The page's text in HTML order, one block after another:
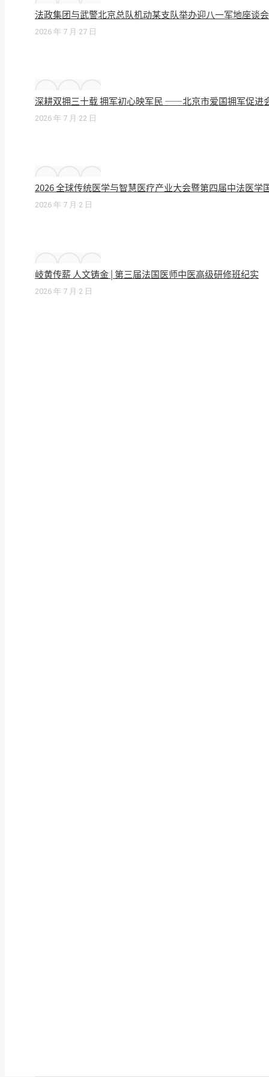
法政集团与武警北京总队机动某支队举办迎八一军地座谈会
2026 年 7 月 27 日
深耕双拥三十载 拥军初心映军民 ——北京市爱国拥军促进
2026 年 7 月 22 日
2026 全球传统医学与智慧医疗产业大会暨第四届中法医学
2026 年 7 月 2 日
岐黄传薪 人文铸金 | 第三届法国医师中医高级研修班纪实
2026 年 7 月 2 日